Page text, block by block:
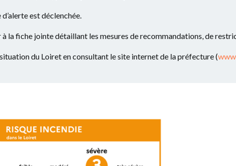
est déclenchée.
à la fiche jointe détaillant les mesures de recommandations, de
du Loiret en consultant le site internet de la préfecture (